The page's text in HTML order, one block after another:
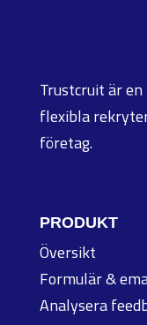
Trustcruit är
flexibla
företag.
PRODUKT
Översikt
Formulär &
Analysera